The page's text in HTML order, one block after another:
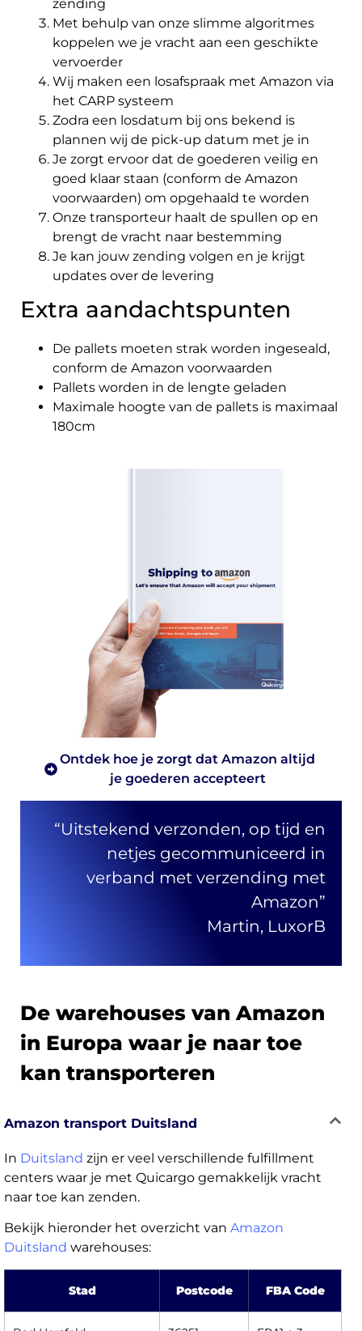
zending
Met behulp van onze slimme algoritmes
koppelen we je vracht aan een geschikte
vervoerder
Wij maken een losafspraak met Amazon via
het CARP systeem
Zodra een losdatum bij ons bekend is
plannen wij de pick-up datum met je in
Je zorgt ervoor dat de goederen veilig en
goed klaar staan (conform de Amazon
voorwaarden) om opgehaald te worden
Onze transporteur haalt de spullen op en
brengt de vracht naar bestemming
Je kan jouw zending volgen en je krijgt
updates over de levering
Extra aandachtspunten
De pallets moeten strak worden ingeseald,
conform de Amazon voorwaarden
Pallets worden in de lengte geladen
Maximale hoogte van de pallets is maximaal
180cm
Ontdek hoe je zorgt dat Amazon altijd
je goederen accepteert
“Uitstekend verzonden, op tijd en
netjes gecommuniceerd in
verband met verzending met
Amazon”
Martin, LuxorB
De warehouses van Amazon
in Europa waar je naar toe
kan transporteren
Amazon transport Duitsland
In Duitsland zijn er veel verschillende fulfillment
centers waar je met Quicargo gemakkelijk vracht
naar toe kan zenden.
Bekijk hieronder het overzicht van Amazon
Duitsland warehouses:
Stad Postcode FBA Code